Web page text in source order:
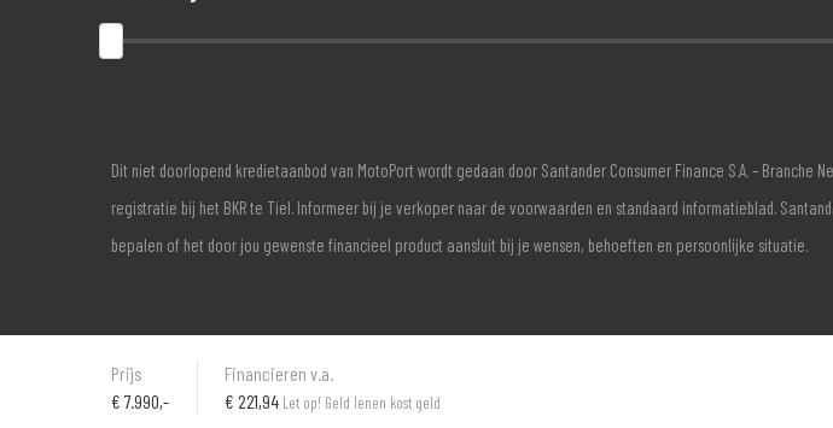
Dit niet doorlopend kredietaanbod van MotoPort wordt gedaan door Santander Consumer Finance S.A. –
registratie bij het BKR te Tiel. Informeer bij je verkoper naar de voorwaarden en standaard informatieblad.
bepalen of het door jou gewenste financieel product aansluit bij je wensen, behoeften en persoonlijke situatie.
Prijs
€ 7.990,-
Financieren v.a.
€ 221,94 Let op! Geld lenen kost geld